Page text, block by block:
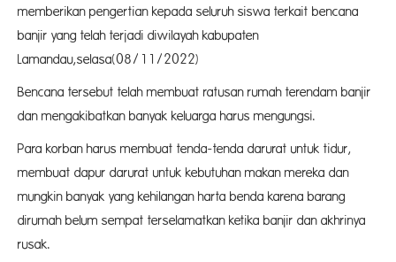
memberikan pengertian kepada seluruh siswa terkait bencana
banjir yang telah terjadi diwilayah kabupaten
Lamandau,selasa(08/11/2022)
Bencana tersebut telah membuat ratusan rumah terendam banjir
dan mengakibatkan banyak keluarga harus mengungsi.
Para korban harus membuat tenda-tenda darurat untuk tidur,
membuat dapur darurat untuk kebutuhan makan mereka dan
mungkin banyak yang kehilangan harta benda karena barang
dirumah belum sempat terselamatkan ketika banjir dan akhrinya
rusak.